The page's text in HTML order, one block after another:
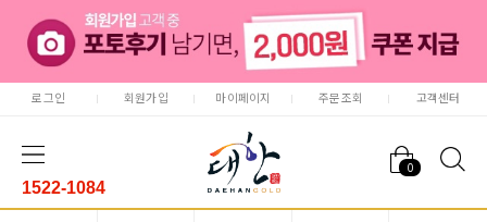
로그인 회원가입 마이페이지 주문조회 고객센터
0
1522-1084